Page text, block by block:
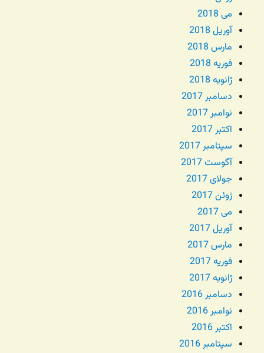
می 2018
آوریل 2018
مارس 2018
فوریه 2018
ژانویه 2018
دسامبر 2017
نوامبر 2017
اکتبر 2017
سپتامبر 2017
آگوست 2017
جولای 2017
ژوئن 2017
می 2017
آوریل 2017
مارس 2017
فوریه 2017
ژانویه 2017
دسامبر 2016
نوامبر 2016
اکتبر 2016
سپتامبر 2016